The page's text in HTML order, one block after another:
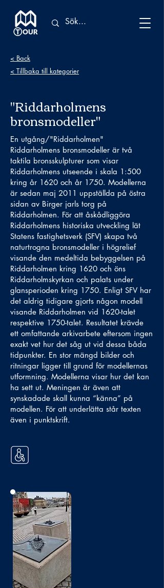
< Back
< Tillbaka till kategorier
"Riddarholmens
bronsmodeller"
En utgång/"Riddarholmen"
Riddarholmens bronsmodeller är två
taktila bronsskulpturer som visar
Riddarholmens utseende i skala 1:500
kring år 1620 och år 1750. Modellerna
är sedan maj 2011 uppställda på östra
sidan av Birger jarls torg på
Riddarholmen. För att åskådliggöra
Riddarholmens historiska utveckling lät
Statens fastighetsverk (SFV) skapa två
naturtrogna bronsmodeller i högrelief
visande den medeltida bebyggelsen på
Riddarholmen kring 1620 och öns
Riddarholmskyrkan och palats under
glansperioden kring 1750. Enligt SFV har
det aldrig tidigare gjorts någon modell
visande Riddarholmen vid 1620-talet
respektive 1750-talet. Resultatet krävde
ett omfattande arkivarbete eftersom ingen
exakt vet hur det såg ut vid dessa båda
tidpunkter. En stor mängd bilder och
ritningar ligger till grund för modellernas
utformning. Modellerna visar hur det kan
ha sett ut. Meningen är även att
synskadade skall kunna “känna” på
modellen. För att underlätta står texten
även i punktskrift.
No photo